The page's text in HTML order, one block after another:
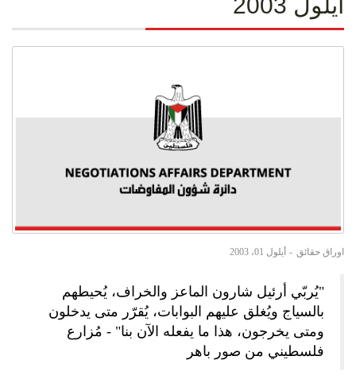
اوراق حقائق أيلول 01، 2003
"يُربّي أرئيل شارون الماعز والخراف، يُحيطهم
بالسياج ويُغلق عليهم البوابات، يُقرّر متى يدخلون
ومتى يخرجون، هذا ما يفعله الآن بنا" - مُزارع
فلسطيني من صور باهر